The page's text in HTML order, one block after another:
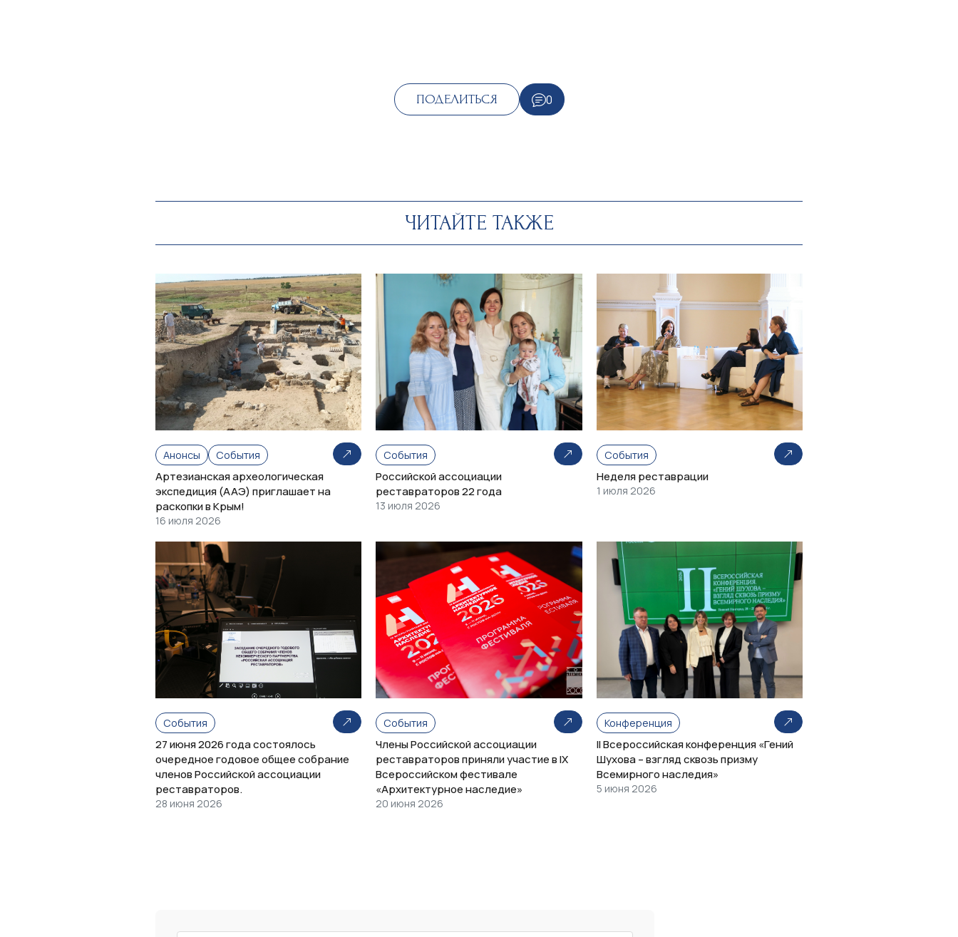
ПОДЕЛИТЬСЯ 0
ЧИТАЙТЕ ТАКЖЕ
Анонсы События
Артезианская археологическая
экспедиция (ААЭ) приглашает на
раскопки в Крым!
16 июля 2026
События
Российской ассоциации
реставраторов 22 года
13 июля 2026
События
Неделя реставрации
1 июля 2026
События
27 июня 2026 года состоялось
очередное годовое общее собрание
членов Российской ассоциации
реставраторов.
28 июня 2026
События
Члены Российской ассоциации
реставраторов приняли участие в IX
Всероссийском фестивале
«Архитектурное наследие»
20 июня 2026
Конференция
II Всероссийская конференция «Гений
Шухова – взгляд сквозь призму
Всемирного наследия»
5 июня 2026